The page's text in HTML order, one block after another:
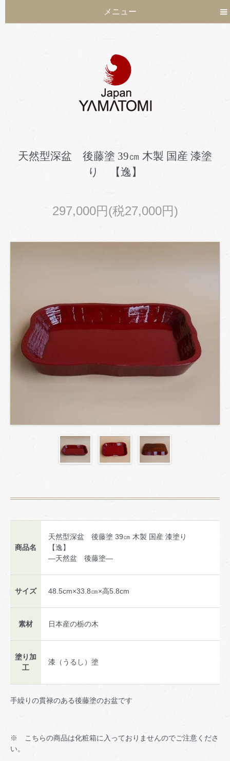
メニュー
天然型深盆 後藤塗 39㎝ 木製 国産 漆塗
り 【逸】
297,000円(税27,000円)
商品名
天然型深盆 後藤塗 39㎝ 木製 国産 漆塗り
【逸】
―天然盆 後藤塗―
サイズ 48.5cm×33.8㎝×高5.8cm
素材 日本産の栃の木
塗り加
工
漆（うるし）塗
手繰りの貫禄のある後藤塗のお盆です
※ こちらの商品は化粧箱に入っておりませんのでご注意くださ
い。